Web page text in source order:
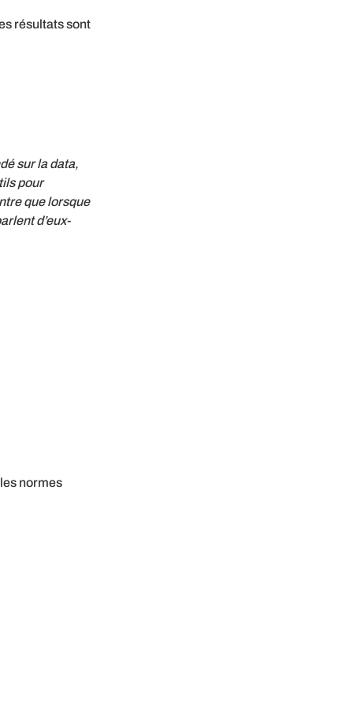
résultats sont
sur la data,
pour
que lorsque
d’eux-
normes